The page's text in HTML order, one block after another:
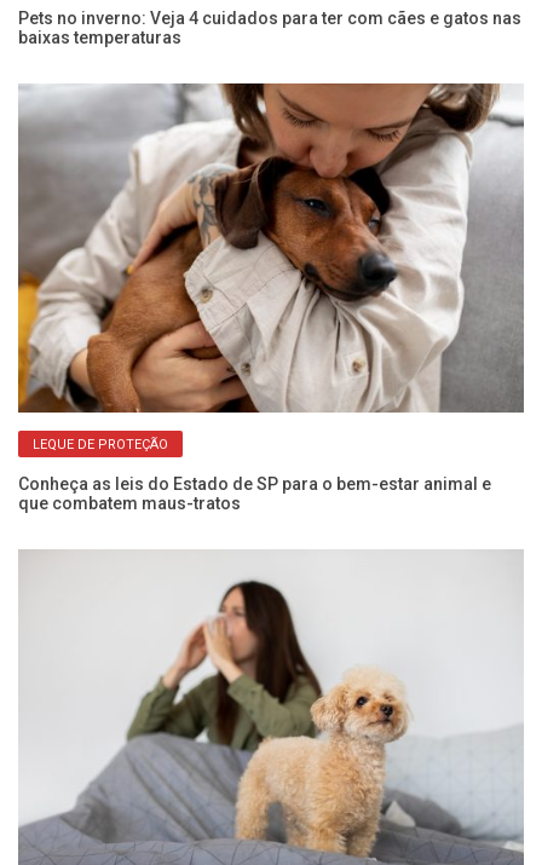
Pets no inverno: Veja 4 cuidados para ter com cães e gatos nas
baixas temperaturas
LEQUE DE PROTEÇÃO
Conheça as leis do Estado de SP para o bem-estar animal e
que combatem maus-tratos